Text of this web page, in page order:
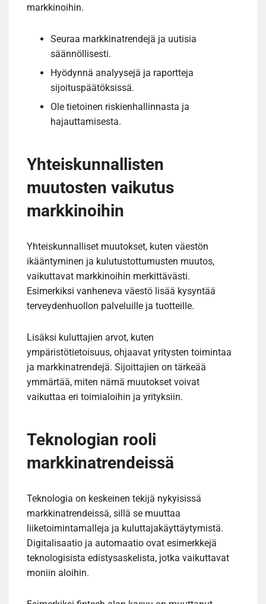
markkinoihin.
Seuraa markkinatrendejä ja uutisia
säännöllisesti.
Hyödynnä analyysejä ja raportteja
sijoituspäätöksissä.
Ole tietoinen riskienhallinnasta ja
hajauttamisesta.
Yhteiskunnallisten
muutosten vaikutus
markkinoihin
Yhteiskunnalliset muutokset, kuten väestön
ikääntyminen ja kulutustottumusten muutos,
vaikuttavat markkinoihin merkittävästi.
Esimerkiksi vanheneva väestö lisää kysyntää
terveydenhuollon palveluille ja tuotteille.
Lisäksi kuluttajien arvot, kuten
ympäristötietoisuus, ohjaavat yritysten toimintaa
ja markkinatrendejä. Sijoittajien on tärkeää
ymmärtää, miten nämä muutokset voivat
vaikuttaa eri toimialoihin ja yrityksiin.
Teknologian rooli
markkinatrendeissä
Teknologia on keskeinen tekijä nykyisissä
markkinatrendeissä, sillä se muuttaa
liiketoimintamalleja ja kuluttajakäyttäytymistä.
Digitalisaatio ja automaatio ovat esimerkkejä
teknologisista edistysaskelista, jotka vaikuttavat
moniin aloihin.